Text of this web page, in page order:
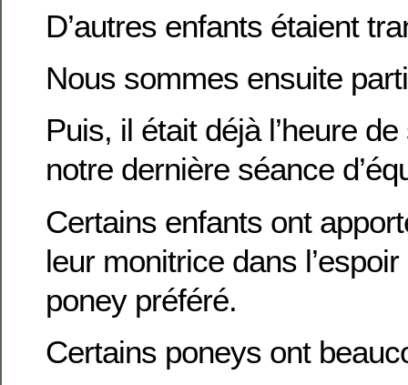
D’autres enfants étaient
Nous sommes ensuite
Puis, il était déjà l’heure
notre dernière séance
Certains enfants ont
leur monitrice dans l’espoir
poney préféré.
Certains poneys ont